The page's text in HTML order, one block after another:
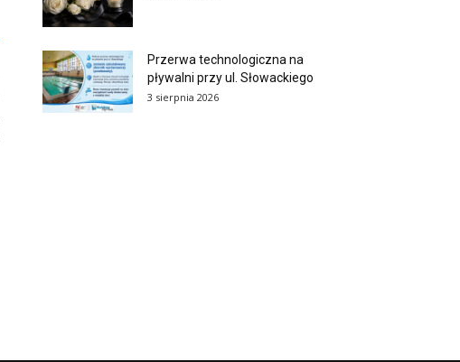
Przerwa technologiczna na
pływalni przy ul. Słowackiego
3 sierpnia 2026